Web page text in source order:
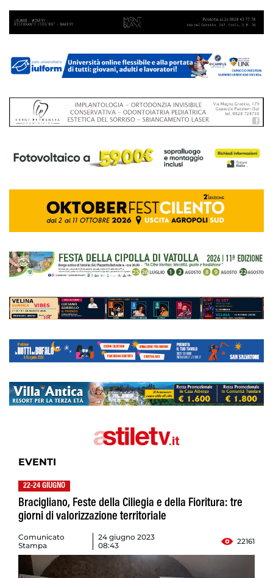
EVENTI
22-24 GIUGNO
Bracigliano, Feste della Ciliegia e della Fioritura: tre
giorni di valorizzazione territoriale
Comunicato
Stampa
24 giugno 2023
08:43
22161